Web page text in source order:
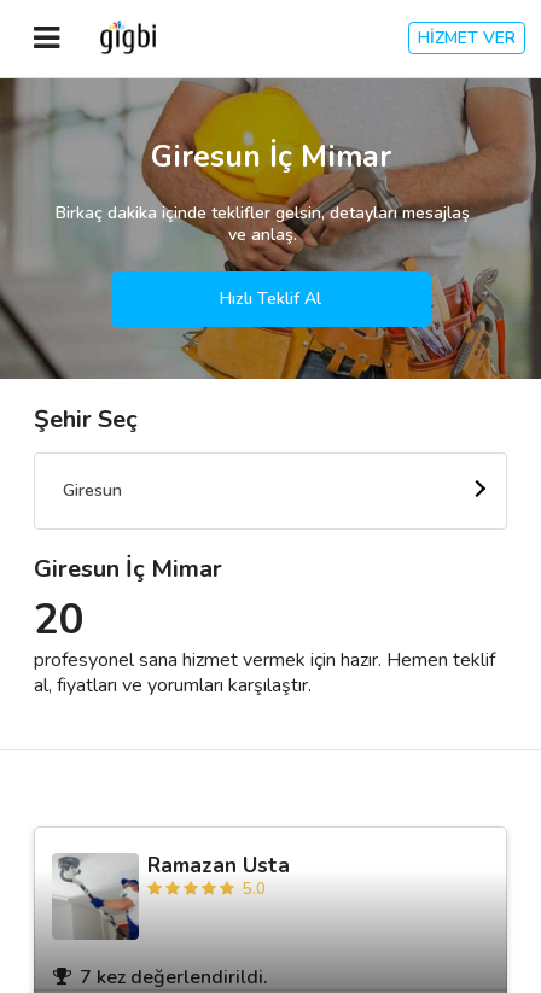
HİZMET VER
Anasayfa
Kategoriler
🎈 Biz Kimiz?
🌟 Müşteri Değerlendirmeleri
Destek
İletişim
Giresun İç Mimar
Birkaç dakika içinde teklifler gelsin, detayları mesajlaş
ve anlaş.
Hızlı Teklif Al
Şehir Seç
Giresun
Giresun İç Mimar
20
profesyonel sana hizmet vermek için hazır. Hemen teklif
al, fiyatları ve yorumları karşılaştır.
Ramazan Usta
5.0
7 kez değerlendirildi.